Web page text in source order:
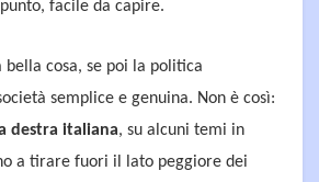
facile da capire.
bella cosa, se poi la politica
semplice e genuina. Non è così:
destra italiana, su alcuni temi in
a tirare fuori il lato peggiore dei